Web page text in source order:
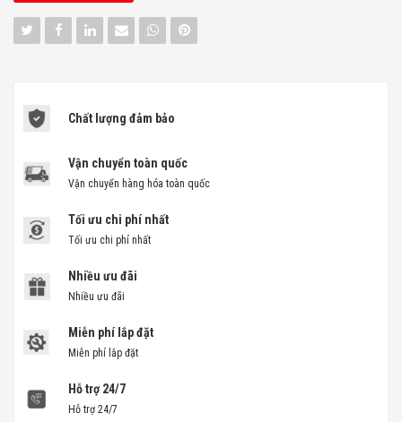
Chất lượng đảm bảo
Vận chuyển toàn quốc
Vận chuyển hàng hóa toàn quốc
Tối ưu chi phí nhất
Tối ưu chi phí nhất
Nhiều ưu đãi
Nhiều ưu đãi
Miễn phí lắp đặt
Miễn phí lắp đặt
Hỗ trợ 24/7
Hỗ trợ 24/7